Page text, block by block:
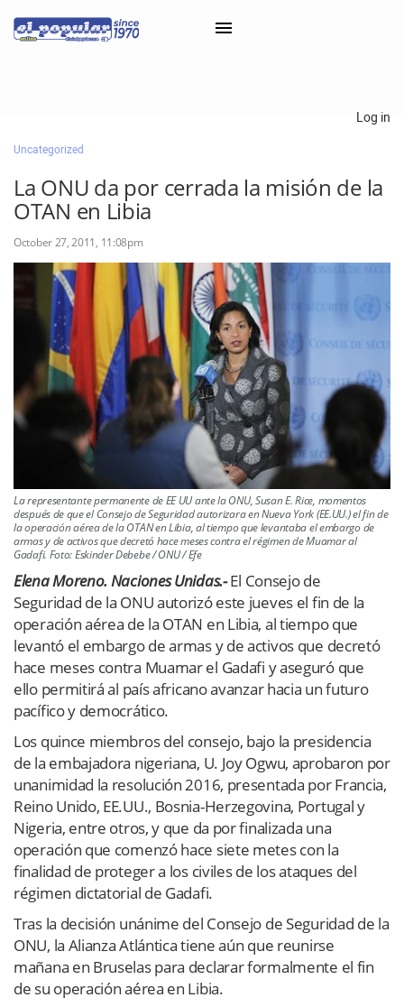
Classifieds
Categorías
×
Log in
Uncategorized
La ONU da por cerrada la misión de la
OTAN en Libia
October 27, 2011, 11:08pm
La representante permanente de EE UU ante la ONU, Susan E. Rice, momentos
después de que el Consejo de Seguridad autorizara en Nueva York (EE.UU.) el fin de
la operación aérea de la OTAN en Libia, al tiempo que levantaba el embargo de
armas y de activos que decretó hace meses contra el régimen de Muamar al
Gadafi. Foto: Eskinder Debebe / ONU / Efe
Elena Moreno. Naciones Unidas.-El Consejo de
Seguridad de la ONU autorizó este jueves el fin de la
operación aérea de la OTAN en Libia, al tiempo que
levantó el embargo de armas y de activos que decretó
hace meses contra Muamar el Gadafi y aseguró que
ello permitirá al país africano avanzar hacia un futuro
pacífico y democrático.
Los quince miembros del consejo, bajo la presidencia
de la embajadora nigeriana, U. Joy Ogwu, aprobaron por
unanimidad la resolución 2016, presentada por Francia,
Reino Unido, EE.UU., Bosnia-Herzegovina, Portugal y
Nigeria, entre otros, y que da por finalizada una
operación que comenzó hace siete metes con la
finalidad de proteger a los civiles de los ataques del
régimen dictatorial de Gadafi.
Tras la decisión unánime del Consejo de Seguridad de la
ONU, la Alianza Atlántica tiene aún que reunirse
mañana en Bruselas para declarar formalmente el fin
de su operación aérea en Libia.